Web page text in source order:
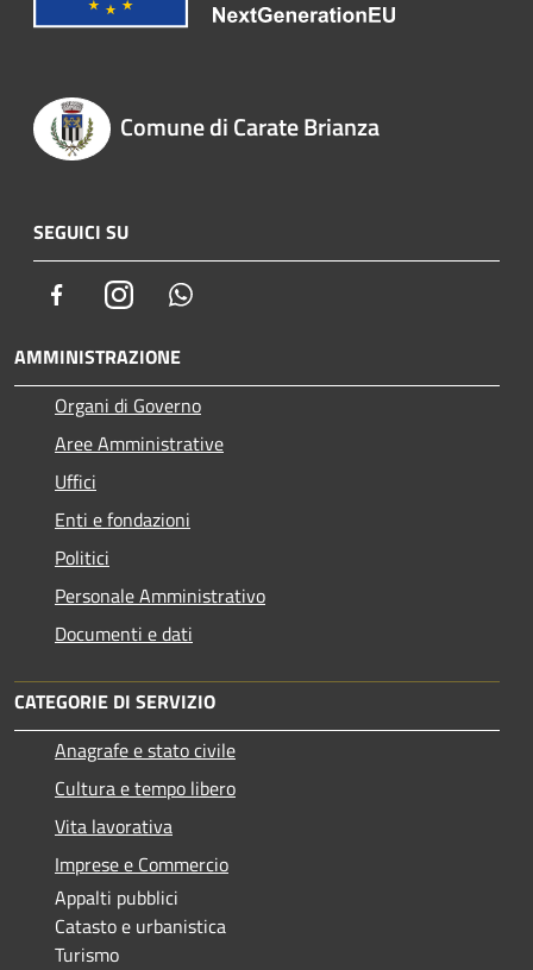
Comune di Carate Brianza
SEGUICI SU
FacebookInstagram
AMMINISTRAZIONE
Organi di Governo
Aree Amministrative
Uffici
Enti e fondazioni
Politici
Personale Amministrativo
Documenti e dati
CATEGORIE DI SERVIZIO
Anagrafe e stato civile
Cultura e tempo libero
Vita lavorativa
Imprese e Commercio
Appalti pubblici
Catasto e urbanistica
Turismo